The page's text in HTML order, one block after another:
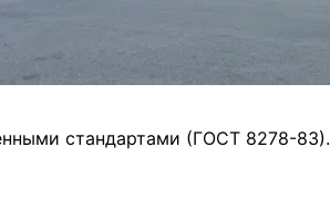
стандартами (ГОСТ 8278-83).